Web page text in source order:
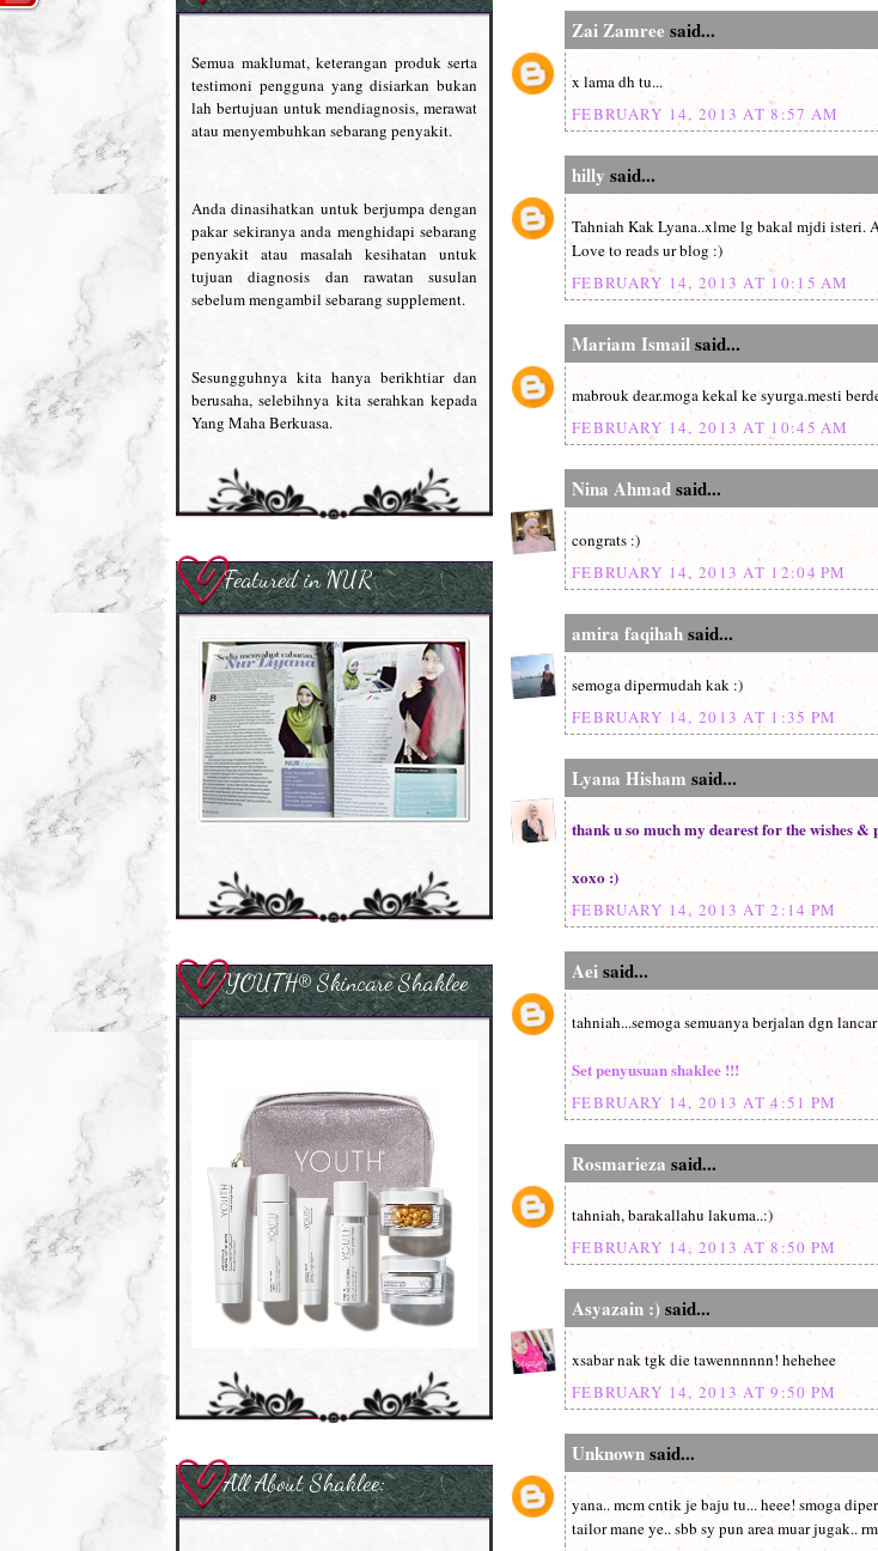
Zai Zamree said...
x lama dh tu...
FEBRUARY 14, 2013 AT 8:57 AM
hilly said...
Tahniah Kak Lyana..xlme lg bakal mjdi isteri.
Love to reads ur blog :)
FEBRUARY 14, 2013 AT 10:15 AM
Mariam Ismailsaid...
mabrouk dear.moga kekal ke syurga.mesti
FEBRUARY 14, 2013 AT 10:45 AM
Nina Ahmadsaid...
congrats :)
FEBRUARY 14, 2013 AT 12:04 PM
amira faqihahsaid...
semoga dipermudah kak :)
FEBRUARY 14, 2013 AT 1:35 PM
Lyana Hisham said...
thank u so much my dearest for the wishes
xoxo :)
FEBRUARY 14, 2013 AT 2:14 PM
Aeisaid...
tahniah...semoga semuanya berjalan dgn lancar
Set penyusuan shaklee !!!
FEBRUARY 14, 2013 AT 4:51 PM
Rosmarieza said...
tahniah, barakallahu lakuma..:)
FEBRUARY 14, 2013 AT 8:50 PM
Asyazain :)said...
xsabar nak tgk die tawennnnnn! hehehee
FEBRUARY 14, 2013 AT 9:50 PM
Unknownsaid...
yana.. mcm cntik je baju tu... heee! smoga
tailor mane ye.. sbb sy pun area muar jugak..
Semua maklumat, keterangan produk serta
testimoni pengguna yang disiarkan bukan
lah bertujuan untuk mendiagnosis, merawat
atau menyembuhkan sebarang penyakit.
Anda dinasihatkan untuk berjumpa dengan
pakar sekiranya anda menghidapi sebarang
penyakit atau masalah kesihatan untuk
tujuan diagnosis dan rawatan susulan
sebelum mengambil sebarang supplement.
Sesungguhnya kita hanya berikhtiar dan
berusaha, selebihnya kita serahkan kepada
Yang Maha Berkuasa.
Featured in NUR
YOUTH® Skincare Shaklee
All About Shaklee: